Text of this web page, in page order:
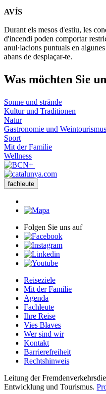
AVÍS
Durant els mesos d'estiu, les
d'incendi poden comportar
anul·lacions puntuals en
abans de desplaçar-te.
Was möchten Sie
Sonne und strände
Kultur und Traditionen
Natur
Gastronomie und Weintourismus
Sport
Mit der Familie
Wellness
fachleute
Folgen Sie uns auf
Reiseziele
Mit der Familie
Agenda
Fachleute
Ihre Reise
Vies Blaves
Wer sind wir
Kontakt
Barrierefreiheit
Rechtshinweis
Leitung der
Entwicklung und Tourismus.